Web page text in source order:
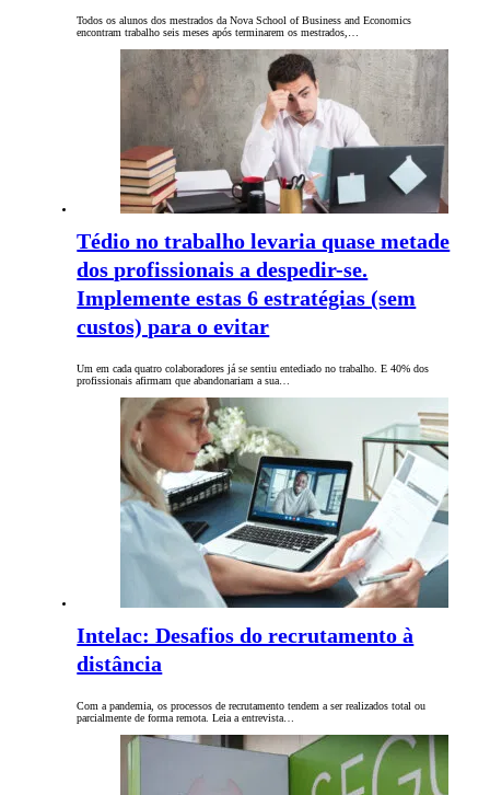
Todos os alunos dos mestrados da Nova School of Business and Economics
encontram trabalho seis meses após terminarem os mestrados,…
Tédio no trabalho levaria quase metade
dos profissionais a despedir-se.
Implemente estas 6 estratégias (sem
custos) para o evitar
Um em cada quatro colaboradores já se sentiu entediado no trabalho. E 40% dos
profissionais afirmam que abandonariam a sua…
Intelac: Desafios do recrutamento à
distância
Com a pandemia, os processos de recrutamento tendem a ser realizados total ou
parcialmente de forma remota. Leia a entrevista…